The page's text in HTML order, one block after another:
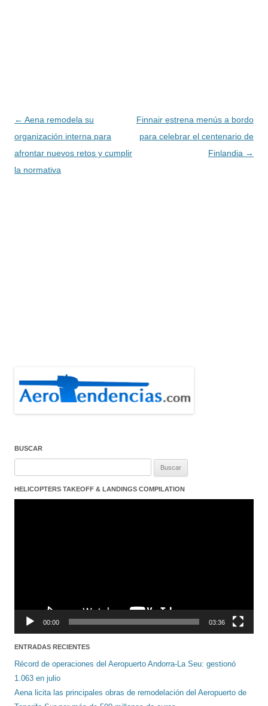
Navegación
de
entradas
← Aena remodela su
organización interna para
afrontar nuevos retos y cumplir
la normativa
Finnair estrena menús a bordo
para celebrar el centenario de
Finlandia →
BUSCAR
HELICOPTERS TAKEOFF & LANDINGS COMPILATION
00:00 03:36
ENTRADAS RECIENTES
Récord de operaciones del Aeropuerto Andorra-La Seu: gestionó
1.063 en julio
Aena licita las principales obras de remodelación del Aeropuerto de